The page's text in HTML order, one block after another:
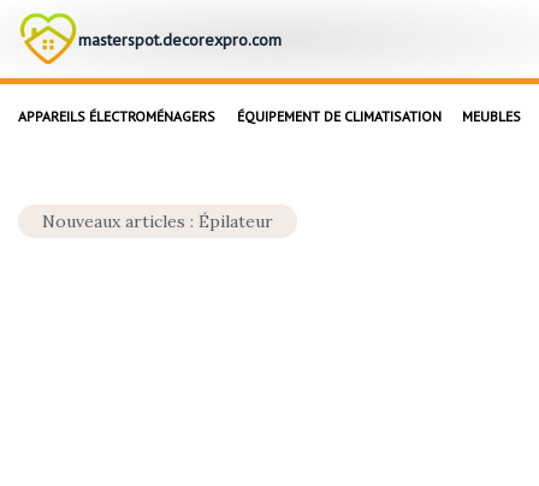
masterspot.decorexpro.com
APPAREILS ÉLECTROMÉNAGERS ÉQUIPEMENT DE CLIMATISATION MEUBLES
Nouveaux articles : Épilateur